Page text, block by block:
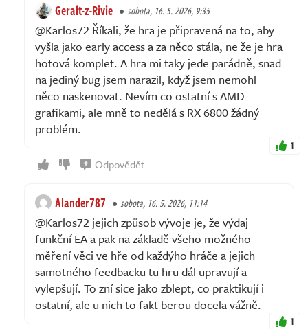
Geralt-z-Rivie sobota, 16. 5. 2026, 9:35
@Karlos72 Říkali, že hra je připravená na to, aby
vyšla jako early access a za něco stála, ne že je hra
hotová komplet. A hra mi taky jede parádně, snad
na jediný bug jsem narazil, když jsem nemohl
něco naskenovat. Nevím co ostatní s AMD
grafikami, ale mně to nedělá s RX 6800 žádný
problém.
1
Odpovědět
Alander787 sobota, 16. 5. 2026, 11:14
@Karlos72 jejich způsob vývoje je, že výdaj
funkční EA a pak na základě všeho možného
měření věci ve hře od každýho hráče a jejich
samotného feedbacku tu hru dál upravují a
vylepšují. To zní sice jako zblept, co praktikují i
ostatní, ale u nich to fakt berou docela vážně.
1